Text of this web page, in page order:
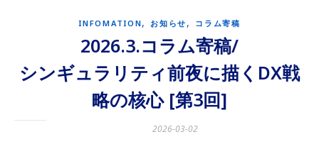
INFOMATION,お知らせ , コラム寄稿
2026.3.コラム寄稿/
シンギュラリティ前夜に描くDX戦
略の核心 [第3回]
2026-03-02